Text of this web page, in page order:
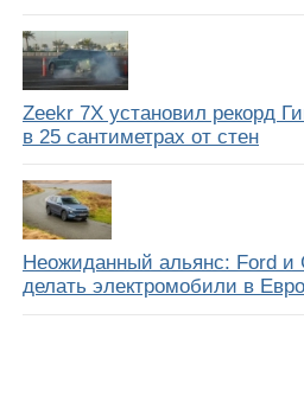
Zeekr 7X установил рекорд
в 25 сантиметрах от стен
Неожиданный альянс: Ford и
делать электромобили в